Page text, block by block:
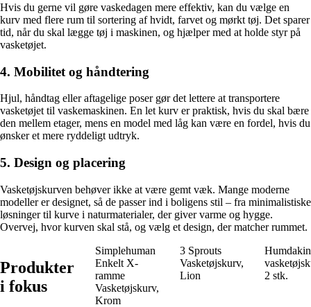
Hvis du gerne vil gøre vaskedagen mere effektiv, kan du vælge en
kurv med flere rum til sortering af hvidt, farvet og mørkt tøj. Det sparer
tid, når du skal lægge tøj i maskinen, og hjælper med at holde styr på
vasketøjet.
4. Mobilitet og håndtering
Hjul, håndtag eller aftagelige poser gør det lettere at transportere
vasketøjet til vaskemaskinen. En let kurv er praktisk, hvis du skal bære
den mellem etager, mens en model med låg kan være en fordel, hvis du
ønsker et mere ryddeligt udtryk.
5. Design og placering
Vasketøjskurven behøver ikke at være gemt væk. Mange moderne
modeller er designet, så de passer ind i boligens stil – fra minimalistiske
løsninger til kurve i naturmaterialer, der giver varme og hygge.
Overvej, hvor kurven skal stå, og vælg et design, der matcher rummet.
Produkter
i fokus
Simplehuman
Enkelt X-
ramme
Vasketøjskurv,
Krom
3 Sprouts
Vasketøjskurv,
Lion
Humdakin
2 stk.